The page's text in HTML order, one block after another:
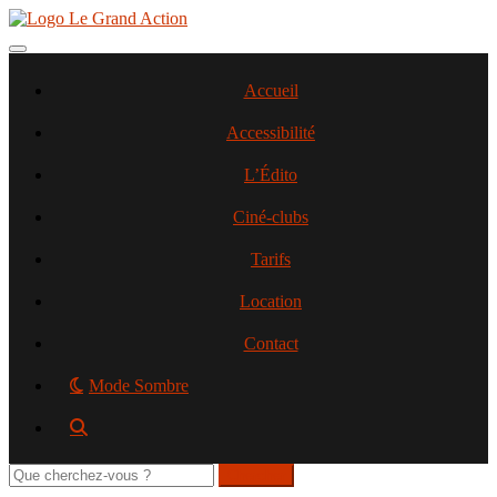
Aller
contenu
Toggle navigation
Accueil
Accessibilité
L’Édito
Ciné-clubs
Tarifs
Location
Contact
Mode Sombre
Rechercher
sur